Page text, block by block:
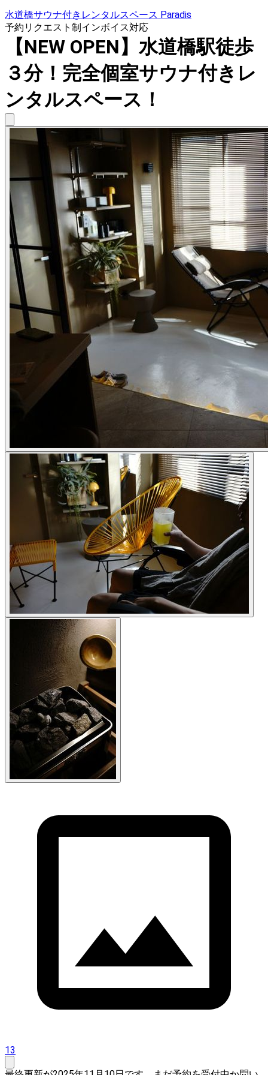
水道橋サウナ付きレンタルスペース Paradis
予約リクエスト制インボイス対応
【NEW OPEN】水道橋駅徒歩
３分！完全個室サウナ付きレ
ンタルスペース！
13